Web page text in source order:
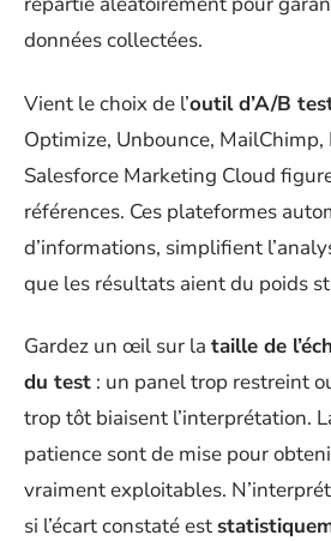
données collectées.
Vient le choix de l’outil d’A/B
Optimize, Unbounce, MailChimp,
Salesforce Marketing Cloud
références. Ces plateformes
d’informations, simplifient
que les résultats aient du poids
Gardez un œil sur la taille de
du test : un panel trop restreint
trop tôt biaisent l’interprétation.
patience sont de mise pour
vraiment exploitables.
si l’écart constaté est